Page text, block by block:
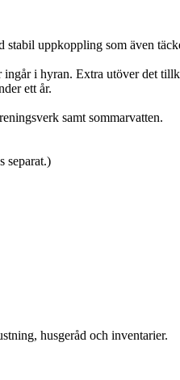
uppkoppling som även
i hyran. Extra utöver det
ett år.
samt sommarvatten.
separat.)
husgeråd och inventarier.